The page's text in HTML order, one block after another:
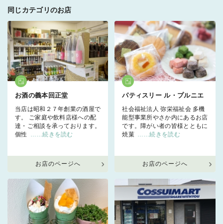
同じカテゴリのお店
お酒の義本回正堂
当店は昭和２７年創業の酒屋で
す。 ご家庭や飲料店様への配
達・ご相談を承っております。
個性
……続きを読む
お店のページへ
パティスリー ル・プルニエ
社会福祉法人 弥栄福祉会 多機
能型事業所やさか内にあるお店
です。障がい者の皆様とともに
焼菓
……続きを読む
お店のページへ